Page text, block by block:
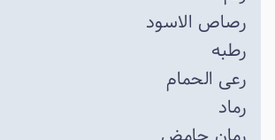
رصاص الاسود
رطبه
رعی الحمام
رماد